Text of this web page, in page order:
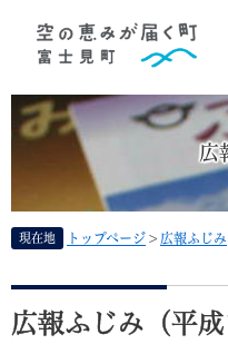
広
現在地 トップページ > 広報ふじみ
本
文
広報ふじみ（平